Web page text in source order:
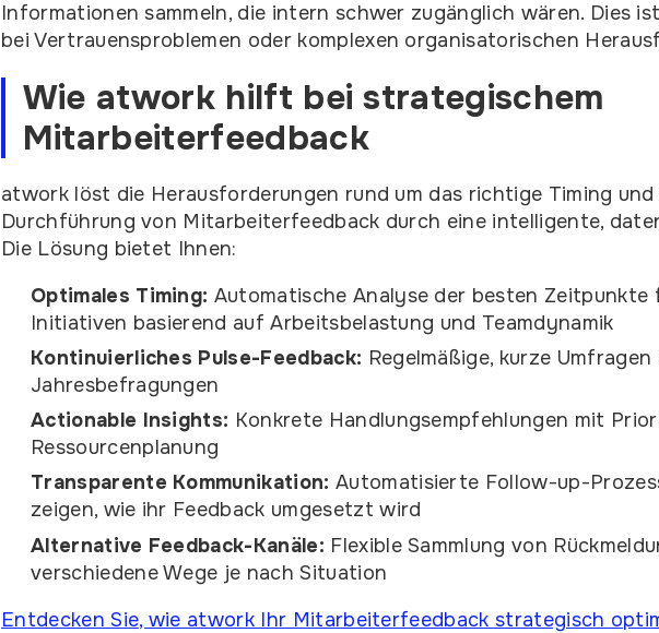
Informationen sammeln, die intern schwer zugänglich wären. Dies
bei Vertrauensproblemen oder komplexen organisatorischen
Wie atwork hilft bei strategischem
Mitarbeiterfeedback
atwork löst die Herausforderungen rund um das richtige Timing
Durchführung von Mitarbeiterfeedback durch eine intelligente,
Die Lösung bietet Ihnen:
Optimales Timing: Automatische Analyse der besten Zeitpunkte
Initiativen basierend auf Arbeitsbelastung und Teamdynamik
Kontinuierliches Pulse-Feedback: Regelmäßige, kurze
Jahresbefragungen
Actionable Insights: Konkrete Handlungsempfehlungen mit
Ressourcenplanung
Transparente Kommunikation: Automatisierte Follow-up-
zeigen, wie ihr Feedback umgesetzt wird
Alternative Feedback-Kanäle: Flexible Sammlung von
verschiedene Wege je nach Situation
Entdecken Sie, wie atwork Ihr Mitarbeiterfeedback strategisch